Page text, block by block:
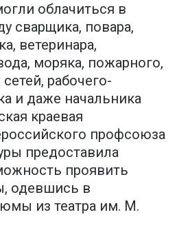
облачиться в
сварщика, повара,
ветеринара,
моряка, пожарного,
рабочего-
и даже начальника
краевая
профсоюза
предоставила
проявить
одевшись в
из театра им. М.